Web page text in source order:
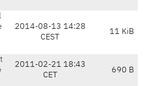
2014-08-13 14:28
CEST
11 KiB
2011-02-21 18:43
CET
690 B